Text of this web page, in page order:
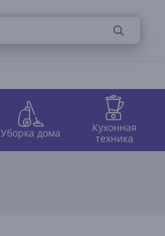
Уборка дома
Кухонная
техника